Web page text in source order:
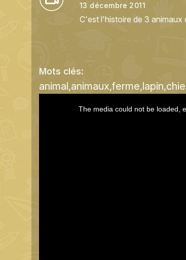
13 décembre 2011
C'est l'histoire de 3 animaux
Mots clés:
animal animaux ferme lapin
The media could not be loaded,